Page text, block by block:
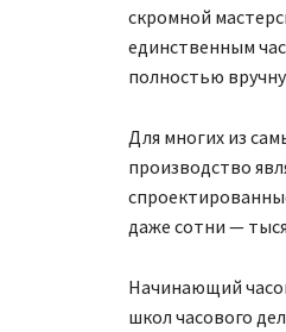
скромной
единственным
полностью
Для многих из
производство
даже сотни —
Начинающий
школ часового